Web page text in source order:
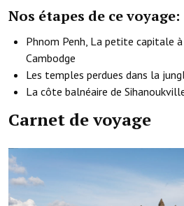
Nos étapes de ce voyage:
Phnom Penh, La petite capitale à
Cambodge
Les temples perdues dans la
La côte balnéaire de
Carnet de voyage